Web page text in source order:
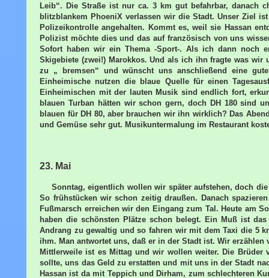
Leib“. Die Straße ist nur ca. 3 km gut befahrbar, danach
blitzblankem PhoeniX verlassen wir die Stadt. Unser Ziel
Polizeikontrolle angehalten. Kommt es, weil sie Hassan
Polizist möchte dies und das auf französisch von uns
Sofort haben wir ein Thema -Sport-. Als ich dann noch
Skigebiete (zwei!) Marokkos. Und als ich ihn fragte was
zu „ bremsen“ und wünscht uns anschließend eine
Einheimische nutzen die blaue Quelle für einen
Einheimischen mit der lauten Musik sind endlich fort,
blauen Turban hätten wir schon gern, doch DH 180 sind
blauen für DH 80, aber brauchen wir ihn wirklich? Das
und Gemüse sehr gut. Musikuntermalung im Restaurant
23. Mai
Sonntag, eigentlich wollen wir später aufstehen, doch
So frühstücken wir schon zeitig draußen. Danach
Fußmarsch erreichen wir den Eingang zum Tal. Heute am
haben die schönsten Plätze schon belegt. Ein Muß ist
Andrang zu gewaltig und so fahren wir mit dem Taxi die 5
ihm. Man antwortet uns, daß er in der Stadt ist. Wir
Mittlerweile ist es Mittag und wir wollen weiter. Die Brüder
sollte, uns das Geld zu erstatten und mit uns in der Stadt
Hassan ist da mit Teppich und Dirham, zum schlechteren